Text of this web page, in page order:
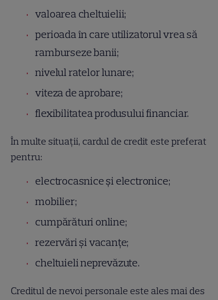
valoarea cheltuielii;
perioada în care utilizatorul vrea să
ramburseze banii;
nivelul ratelor lunare;
viteza de aprobare;
flexibilitatea produsului financiar.
În multe situații, cardul de credit este preferat
pentru:
electrocasnice și electronice;
mobilier;
cumpărături online;
rezervări și vacanțe;
cheltuieli neprevăzute.
Creditul de nevoi personale este ales mai des